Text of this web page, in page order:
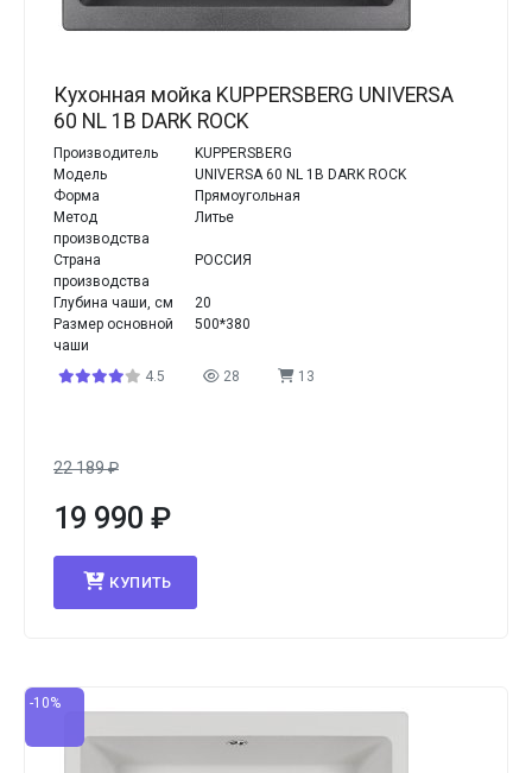
Кухонная мойка KUPPERSBERG UNIVERSA
60 NL 1B DARK ROCK
Производитель
KUPPERSBERG
Модель
UNIVERSA 60 NL 1B DARK ROCK
Форма
Прямоугольная
Метод
производства
Литье
Страна
производства
РОССИЯ
Глубина чаши, см
20
Размер основной
чаши
500*380
4.5 28 13
22 189₽
19 990 ₽
КУПИТЬ
-10%